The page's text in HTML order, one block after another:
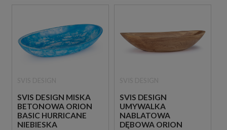
SVIS DESIGN MISKA
BETONOWA ORION
BASIC HURRICANE
NIEBIESKA
SVIS DESIGN
UMYWALKA
NABLATOWA
DĘBOWA ORION